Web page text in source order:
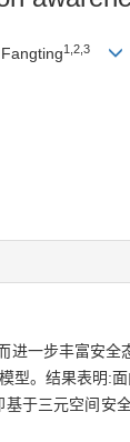
1 2 3
进一步丰富安
型。结果表明:
于三元空间安